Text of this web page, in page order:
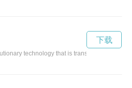
technology that is transforming
下载